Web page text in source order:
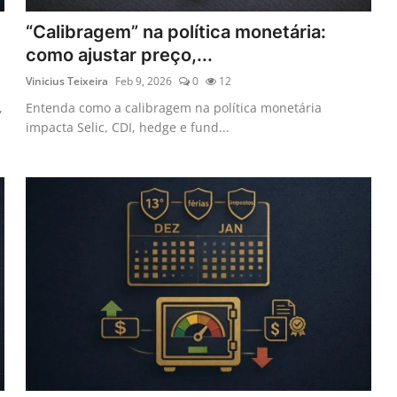
“Calibragem” na política monetária:
como ajustar preço,...
Vinicius Teixeira Feb 9, 2026 0 12
Entenda como a calibragem na política monetária
impacta Selic, CDI, hedge e fund...